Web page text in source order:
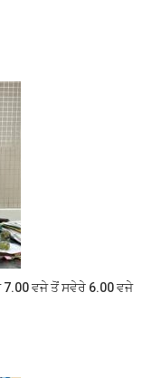
7.00 ਵਜੇ ਤੋਂ ਸਵੇਰੇ 6.00 ਵਜੇ